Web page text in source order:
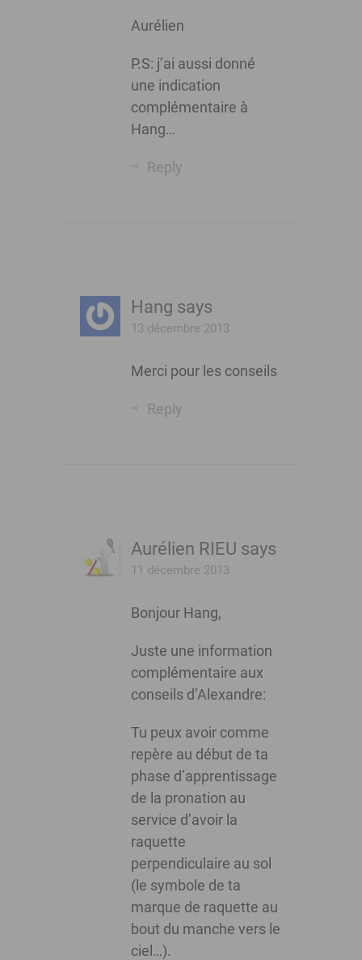
Aurélien
P.S: j’ai aussi donné
une indication
complémentaire à
Hang…
Reply
Hang says
13 décembre 2013
Merci pour les conseils
Reply
Aurélien RIEU says
11 décembre 2013
Bonjour Hang,
Juste une information
complémentaire aux
conseils d’Alexandre:
Tu peux avoir comme
repère au début de ta
phase d’apprentissage
de la pronation au
service d’avoir la
raquette
perpendiculaire au sol
(le symbole de ta
marque de raquette au
bout du manche vers le
ciel…).